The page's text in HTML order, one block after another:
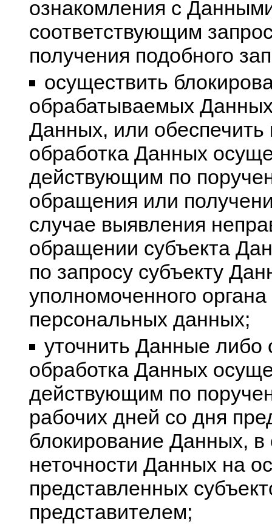
ознакомления с
соответствующим
получения подобного
осуществить
обрабатываемых
Данных, или обеспечить
обработка Данных
действующим по
обращения или
случае выявления
обращении субъекта
по запросу субъекту
уполномоченного
персональных данных;
уточнить Данные либо
обработка Данных
действующим по
рабочих дней со дня
блокирование Данных,
неточности Данных на
представленных
представителем;